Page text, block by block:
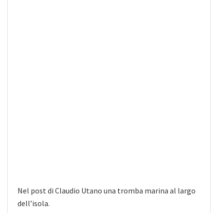
Nel post di Claudio Utano una tromba marina al largo
dell’isola.